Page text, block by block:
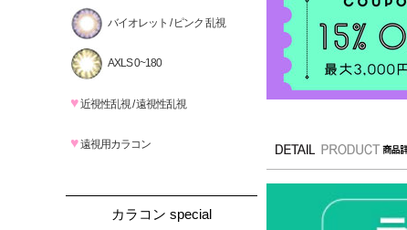
バイオレット / ピンク 乱視
AXLS 0~180
♥近視性乱視 / 遠視性乱視
♥遠視用カラコン
カラコン special